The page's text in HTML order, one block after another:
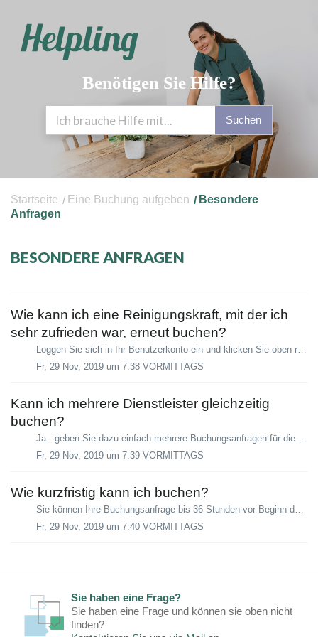
Benötigen Sie Hilfe?
Suchen
Startseite Eine Buchung aufgeben
Besondere
Anfragen
BESONDERE ANFRAGEN
Wie kann ich eine Reinigungskraft, mit der ich
sehr zufrieden war, erneut buchen?
Loggen Sie sich in Ihr Benutzerkonto ein und klicken Sie oben rechts auf 'Neue Buchung'. Im Anschluss können Sie zwischen einer bekannten oder einer...
Fr, 29 Nov, 2019 um 7:38 VORMITTAGS
Kann ich mehrere Dienstleister gleichzeitig
buchen?
Ja - geben Sie dazu einfach mehrere Buchungsanfragen für die selbe Zeit und die selbe Adresse auf.
Fr, 29 Nov, 2019 um 7:39 VORMITTAGS
Wie kurzfristig kann ich buchen?
Sie können Ihre Buchungsanfrage bis 36 Stunden vor Beginn des gewünschten Termins aufgeben.
Fr, 29 Nov, 2019 um 7:40 VORMITTAGS
Sie haben eine Frage?
Sie haben eine Frage und können sie oben nicht
finden?